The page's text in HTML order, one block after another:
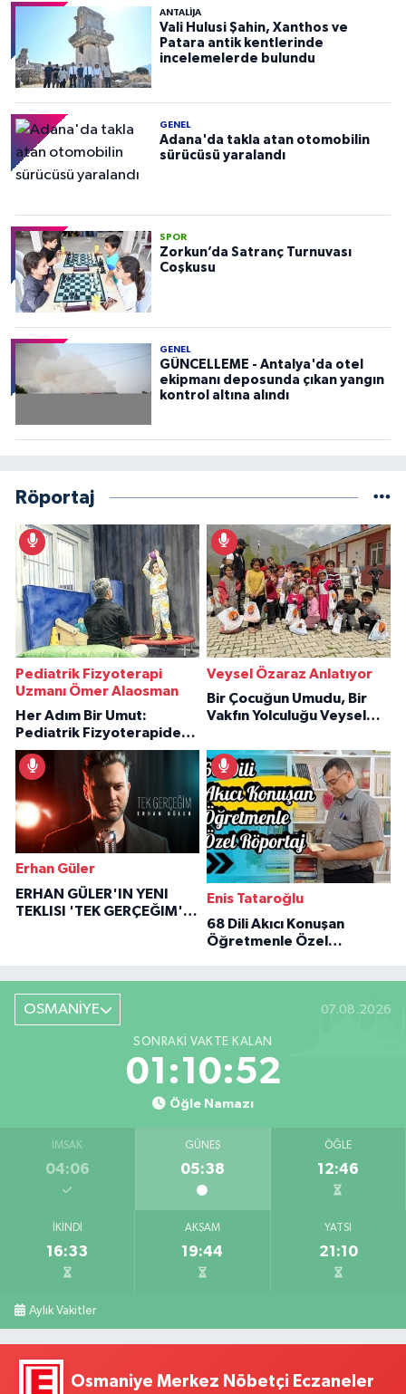
ANTALIJA
Vali Hulusi Şahin, Xanthos ve
Patara antik kentlerinde
incelemelerde bulundu
GENEL
Adana'da takla atan otomobilin
sürücüsü yaralandı
SPOR
Zorkun’da Satranç Turnuvası
Coşkusu
GENEL
GÜNCELLEME - Antalya'da otel
ekipmanı deposunda çıkan yangın
kontrol altına alındı
Röportaj
Pediatrik Fizyoterapi
Uzmanı Ömer Alaosman
Her Adım Bir Umut:
Pediatrik Fizyoterapiden
İlham Veren Hikâyeler
Veysel Özaraz Anlatıyor
Bir Çocuğun Umudu, Bir
Vakfın Yolculuğu Veysel
Erhan Güler
ERHAN GÜLER'IN YENI
TEKLISI 'TEK GERÇEĞIM'LE
Enis Tataroğlu
68 Dili Akıcı Konuşan
Öğretmenle Özel
OSMANİYE 07.08.2026
SONRAKI VAKTE KALAN
01:10:51
Öğle Namazı
İMSAK
04:06
GÜNEŞ
05:38
ÖĞLE
12:46
İKINDI
16:33
AKŞAM
19:44
YATSI
21:10
Aylık Vakitler
Osmaniye Merkez Nöbetçi Eczaneler